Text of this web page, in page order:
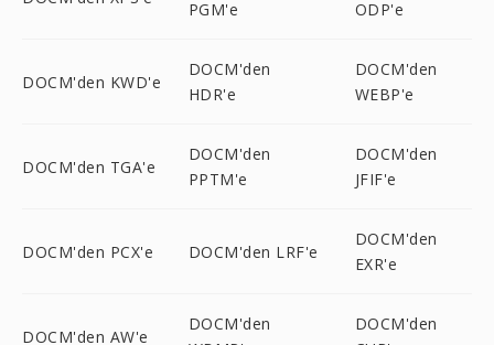
PGM'e
ODP'e
DOCM'den KWD'e
DOCM'den
HDR'e
DOCM'den
WEBP'e
DOCM'den TGA'e
DOCM'den
PPTM'e
DOCM'den
JFIF'e
DOCM'den PCX'e DOCM'den LRF'e
DOCM'den
EXR'e
DOCM'den AW'e
DOCM'den
DOCM'den